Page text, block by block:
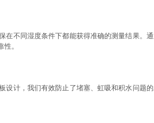
不同湿度条件下都能获得准确的测量结果。
。
计，我们有效防止了堵塞、虹吸和积水问题